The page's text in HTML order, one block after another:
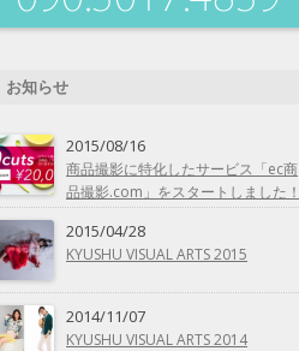
お知らせ
2015/08/16
商品撮影に特化したサービス「ec商
品撮影.com」をスタートしました！
2015/04/28
KYUSHU VISUAL ARTS 2015
2014/11/07
KYUSHU VISUAL ARTS 2014